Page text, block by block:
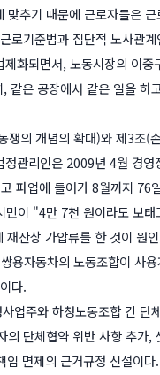
추기 때문에 근로자들은
로기준법과 집단적 노사관
화되면서, 노동시장의 이
은 공장에서 같은 일을
의 개념의 확대)와 제3조
관리인은 2009년 4월 경
파업에 들어가 8월까지
이 "4만 7천 원이라도 보
산상 가압류를 한 것이 원
자동차의 노동조합이 사
다.
업주와 하청노동조합 간
단체협약 위반 사항 추가
면제의 근거규정 신설이다.